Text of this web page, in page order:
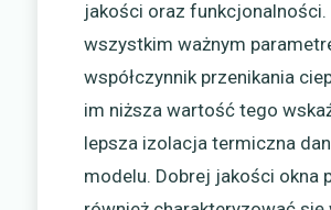
jakości oraz funkcjonalności.
wszystkim ważnym
współczynnik przenikania
im niższa wartość tego
lepsza izolacja termiczna
modelu. Dobrej jakości okna